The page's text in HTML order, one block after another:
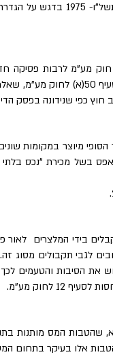
ערך מוסף, תשל"ו-
חוק מע"מ לרבות פסיקה
מפרטת בין היתר על חוב אבוד לצרכי מע"מ לאור פסק הדין
כפי שנידונה בפסק הדין
הסופי מיוצר במקומות
30(א)(2) לחוק המזכה מחד במס בשיעור
המתקבלים בידי המלצרים
הקרובים לגבי
את הסיבות והטעמים
לחוק מע"מ.
שהטבות המס מותנות
אלו בעיקר בתחום